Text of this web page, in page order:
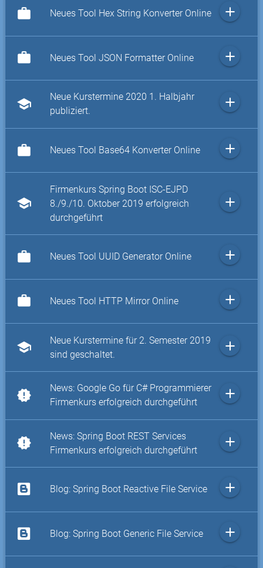
work Neues Tool Hex String Konverter Online add
work Neues Tool JSON Formatter Online add
school
Neue Kurstermine 2020 1. Halbjahr
publiziert.
add
work Neues Tool Base64 Konverter Online add
school
Firmenkurs Spring Boot ISC-EJPD
8./9./10. Oktober 2019 erfolgreich
durchgeführt
add
work Neues Tool UUID Generator Online add
work Neues Tool HTTP Mirror Online add
school
Neue Kurstermine für 2. Semester 2019
sind geschaltet.
add
new_releases
News: Google Go für C# Programmierer
Firmenkurs erfolgreich durchgeführt
add
new_releases
News: Spring Boot REST Services
Firmenkurs erfolgreich durchgeführt
add
Blog: Spring Boot Reactive File Service add
Blog: Spring Boot Generic File Service add